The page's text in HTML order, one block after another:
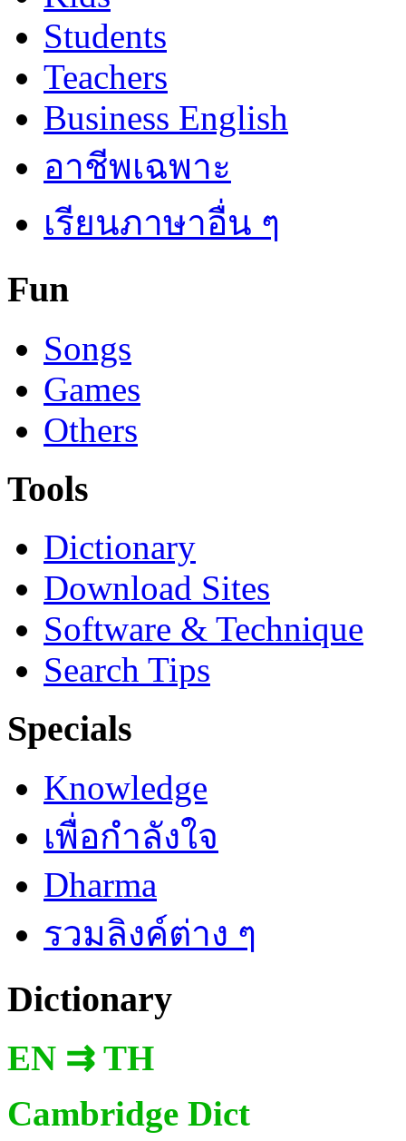
Students
Teachers
Business English
อาชีพเฉพาะ
เรียนภาษาอื่น ๆ
Fun
Songs
Games
Others
Tools
Dictionary
Download Sites
Software & Technique
Search Tips
Specials
Knowledge
เพื่อกำลังใจ
Dharma
รวมลิงค์ต่าง ๆ
Dictionary
EN ⇉ TH
Cambridge Dict